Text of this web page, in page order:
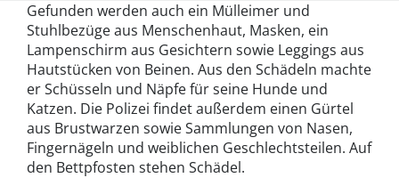
Gefunden werden auch ein Mülleimer und
Stuhlbezüge aus Menschenhaut, Masken, ein
Lampenschirm aus Gesichtern sowie Leggings aus
Hautstücken von Beinen. Aus den Schädeln machte
er Schüsseln und Näpfe für seine Hunde und
Katzen. Die Polizei findet außerdem einen Gürtel
aus Brustwarzen sowie Sammlungen von Nasen,
Fingernägeln und weiblichen Geschlechtsteilen. Auf
den Bettpfosten stehen Schädel.